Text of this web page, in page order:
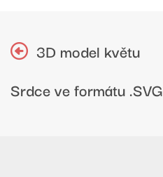
3D model květu
Srdce ve formátu .SVG